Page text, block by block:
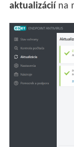
aktualizácií na